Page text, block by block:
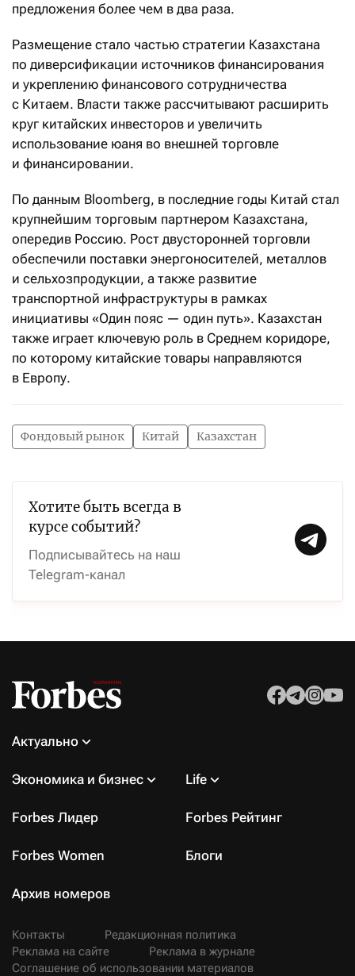
предложения более чем в два раза.
Размещение стало частью стратегии Казахстана
по диверсификации источников финансирования
и укреплению финансового сотрудничества
с Китаем. Власти также рассчитывают расширить
круг китайских инвесторов и увеличить
использование юаня во внешней торговле
и финансировании.
По данным Bloomberg, в последние годы Китай стал
крупнейшим торговым партнером Казахстана,
опередив Россию. Рост двусторонней торговли
обеспечили поставки энергоносителей, металлов
и сельхозпродукции, а также развитие
транспортной инфраструктуры в рамках
инициативы «Один пояс — один путь». Казахстан
также играет ключевую роль в Среднем коридоре,
по которому китайские товары направляются
в Европу.
Фондовый рынок Китай Казахстан
Хотите быть всегда в
курсе событий?
Подписывайтесь на наш
Telegram-канал
Актуально
Экономика и бизнес Life
Forbes Лидер Forbes Рейтинг
Forbes Women Блоги
Архив номеров
Контакты
Редакционная политика
Реклама на сайте
Реклама в журнале
Соглашение об использовании материалов